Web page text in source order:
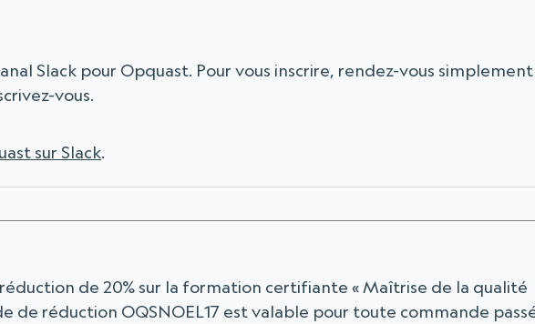
Slack pour Opquast. Pour vous inscrire, rendez-vous
vous.
sur Slack.
de 20% sur la formation certifiante « Maîtrise de la qualité
de réduction OQSNOEL17 est valable pour toute commande